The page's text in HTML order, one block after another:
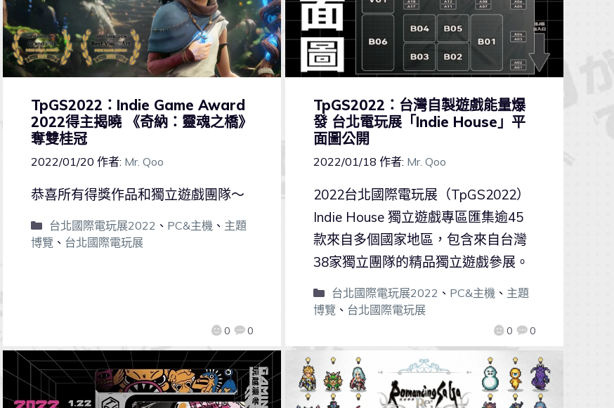
TpGS2022：Indie Game Award
2022得主揭曉 《奇納：靈魂之橋》
奪雙桂冠
2022/01/20 作者: Mr. Qoo
0 0
恭喜所有得獎作品和獨立遊戲團隊～
台北國際電玩展2022 、 PC&主機、 主題
博覽、 台北國際電玩展
TpGS2022：台灣自製遊戲能量爆
發 台北電玩展「Indie House」平
面圖公開
2022/01/18 作者: Mr. Qoo
0 0
2022台北國際電玩展（TpGS2022）
Indie House 獨立遊戲專區匯集逾45
款來自多個國家地區，包含來自台灣
38家獨立團隊的精品獨立遊戲參展。
台北國際電玩展2022 、 PC&主機、 主題
博覽、 台北國際電玩展